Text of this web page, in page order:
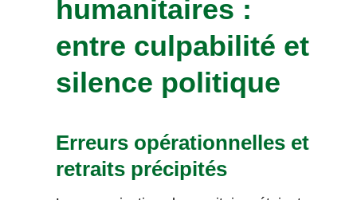
humanitaires :
entre culpabilité et
silence politique
Erreurs opérationnelles et
retraits précipités